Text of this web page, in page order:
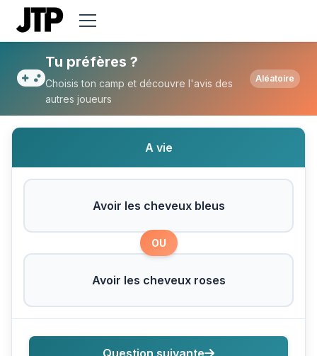
Tu préfères Avoir les cheveux bleus ou
Tu préfères ?
Choisis ton camp et découvre l'avis des
autres joueurs
Aléatoire
A vie
Avoir les cheveux bleus
OU
Avoir les cheveux roses
Question suivante